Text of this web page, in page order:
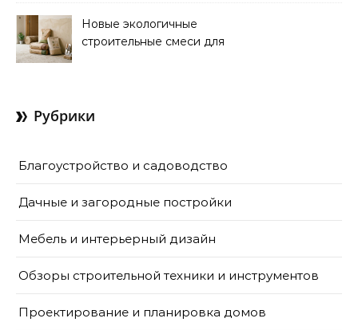
новинок
Новые экологичные
строительные смеси для
Рубрики
Благоустройство и садоводство
Дачные и загородные постройки
Мебель и интерьерный дизайн
Обзоры строительной техники и инструментов
Проектирование и планировка домов